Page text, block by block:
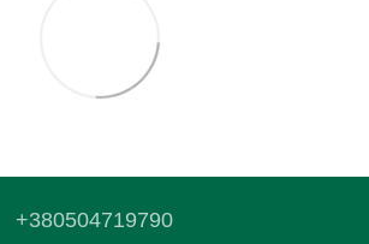
+380504719790